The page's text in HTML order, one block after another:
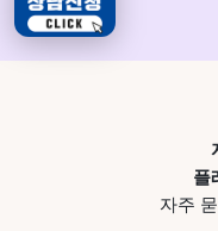
플
자주